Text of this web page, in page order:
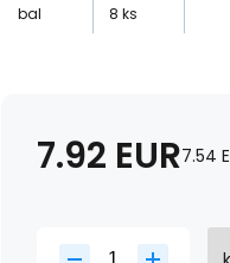
bal
8 ks
7.92 EUR7.54